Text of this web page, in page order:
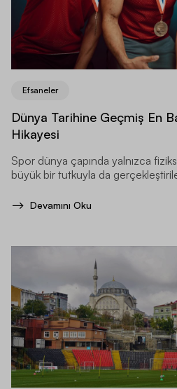
Efsaneler
Dünya Tarihine Geçmiş En
Hikayesi
Spor dünya çapında yalnızca
büyük bir tutkuyla da
Devamını Oku